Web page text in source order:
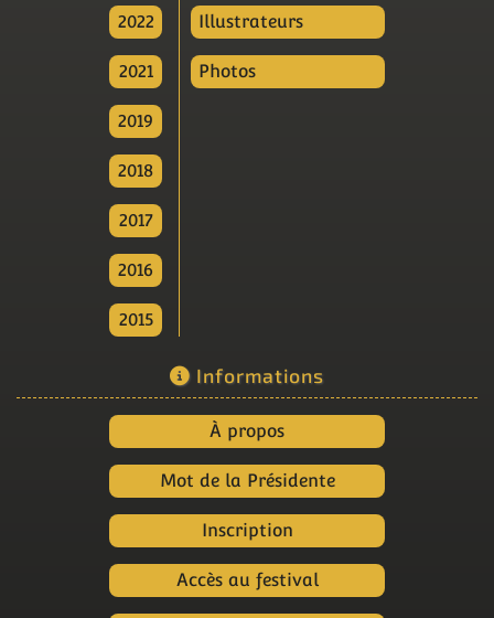
2022
2021
2019
2018
2017
2016
2015
Illustrateurs
Photos
Informations
À propos
Mot de la Présidente
Inscription
Accès au festival